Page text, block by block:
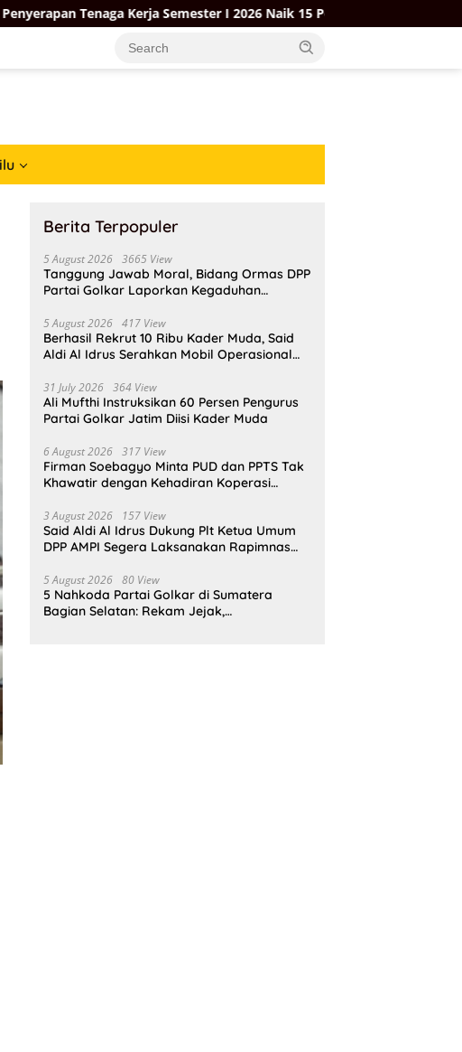
Kerja Semester I 2026 Naik 15 Persen di Tengah Isu PHK
Berita Terpopuler
5 August 2026 3665 View
Tanggung Jawab Moral, Bidang Ormas DPP
Partai Golkar Laporkan Kegaduhan
5 August 2026 417 View
Berhasil Rekrut 10 Ribu Kader Muda, Said
Aldi Al Idrus Serahkan Mobil Operasional
31 July 2026 364 View
Ali Mufthi Instruksikan 60 Persen Pengurus
Partai Golkar Jatim Diisi Kader Muda
6 August 2026 317 View
Firman Soebagyo Minta PUD dan PPTS Tak
Khawatir dengan Kehadiran Koperasi
3 August 2026 157 View
Said Aldi Al Idrus Dukung Plt Ketua Umum
DPP AMPI Segera Laksanakan Rapimnas
5 August 2026 80 View
5 Nahkoda Partai Golkar di Sumatera
Bagian Selatan: Rekam Jejak,